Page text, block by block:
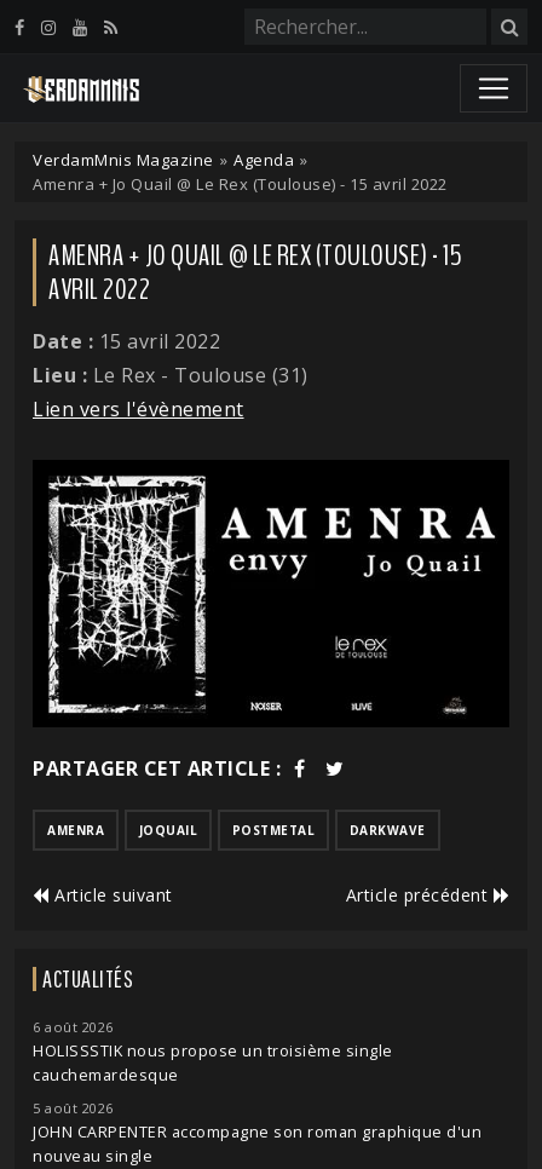
VerdamMnis Magazine » Agenda »
Amenra + Jo Quail @ Le Rex (Toulouse) - 15 avril 2022
AMENRA + JO QUAIL @ LE REX (TOULOUSE) - 15
AVRIL 2022
Date : 15 avril 2022
Lieu : Le Rex - Toulouse (31)
Lien vers l'évènement
PARTAGER CET ARTICLE :
AMENRA JOQUAIL POSTMETAL DARKWAVE
Article suivant Article précédent
ACTUALITÉS
6 août 2026
HOLISSSTIK nous propose un troisième single
cauchemardesque
5 août 2026
JOHN CARPENTER accompagne son roman graphique d'un
nouveau single
Panneau de gestion des cookies